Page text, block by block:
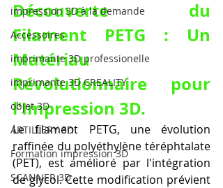
impression 3D à la demande
Accessoires
imprimante 3D professionelle
imprimante 3D CREALITY
objet 3D
ARTILLERY 3D
Formation impression 3D
SCANNER 3D
Découverte du
Filament PETG : Un
Matériau
Révolutionnaire pour
l'Impression 3D.
Le filament PETG, une évolution
raffinée du polyéthylène téréphtalate
(PET), est amélioré par l'intégration
de glycol. Cette modification prévient